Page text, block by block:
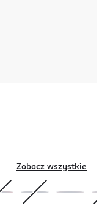
Zobacz wszystkie